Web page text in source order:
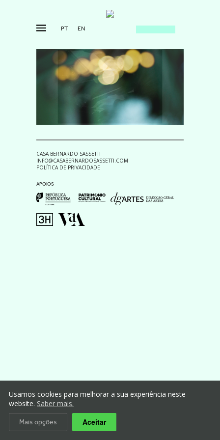
PT EN
CASA BERNARDO SASSETTI
INFO@CASABERNARDOSASSETTI.COM
POLÍTICA DE PRIVACIDADE
APOIOS
Usamos cookies para melhorar a sua experiência neste
website. Saber mais.
Mais opções Aceitar